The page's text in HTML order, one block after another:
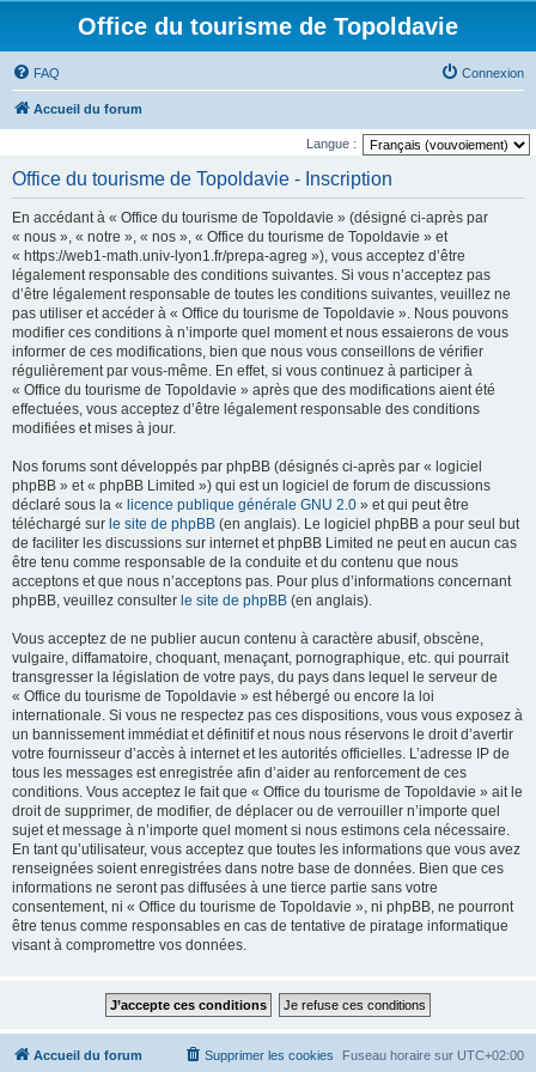
Office du tourisme de Topoldavie
FAQ Connexion
Accueil du forum
Langue :
Office du tourisme de Topoldavie - Inscription
En accédant à « Office du tourisme de Topoldavie » (désigné ci-après par
« nous », « notre », « nos », « Office du tourisme de Topoldavie » et
« https://web1-math.univ-lyon1.fr/prepa-agreg »), vous acceptez d’être
légalement responsable des conditions suivantes. Si vous n’acceptez pas
d’être légalement responsable de toutes les conditions suivantes, veuillez ne
pas utiliser et accéder à « Office du tourisme de Topoldavie ». Nous pouvons
modifier ces conditions à n’importe quel moment et nous essaierons de vous
informer de ces modifications, bien que nous vous conseillons de vérifier
régulièrement par vous-même. En effet, si vous continuez à participer à
« Office du tourisme de Topoldavie » après que des modifications aient été
effectuées, vous acceptez d’être légalement responsable des conditions
modifiées et mises à jour.
Nos forums sont développés par phpBB (désignés ci-après par « logiciel
phpBB » et « phpBB Limited ») qui est un logiciel de forum de discussions
déclaré sous la « licence publique générale GNU 2.0 » et qui peut être
téléchargé sur le site de phpBB (en anglais). Le logiciel phpBB a pour seul but
de faciliter les discussions sur internet et phpBB Limited ne peut en aucun cas
être tenu comme responsable de la conduite et du contenu que nous
acceptons et que nous n’acceptons pas. Pour plus d’informations concernant
phpBB, veuillez consulter le site de phpBB (en anglais).
Vous acceptez de ne publier aucun contenu à caractère abusif, obscène,
vulgaire, diffamatoire, choquant, menaçant, pornographique, etc. qui pourrait
transgresser la législation de votre pays, du pays dans lequel le serveur de
« Office du tourisme de Topoldavie » est hébergé ou encore la loi
internationale. Si vous ne respectez pas ces dispositions, vous vous exposez à
un bannissement immédiat et définitif et nous nous réservons le droit d’avertir
votre fournisseur d’accès à internet et les autorités officielles. L’adresse IP de
tous les messages est enregistrée afin d’aider au renforcement de ces
conditions. Vous acceptez le fait que « Office du tourisme de Topoldavie » ait le
droit de supprimer, de modifier, de déplacer ou de verrouiller n’importe quel
sujet et message à n’importe quel moment si nous estimons cela nécessaire.
En tant qu’utilisateur, vous acceptez que toutes les informations que vous avez
renseignées soient enregistrées dans notre base de données. Bien que ces
informations ne seront pas diffusées à une tierce partie sans votre
consentement, ni « Office du tourisme de Topoldavie », ni phpBB, ne pourront
être tenus comme responsables en cas de tentative de piratage informatique
visant à compromettre vos données.
Accueil du forum Fuseau horaire sur UTC+02:00
Supprimer les cookies